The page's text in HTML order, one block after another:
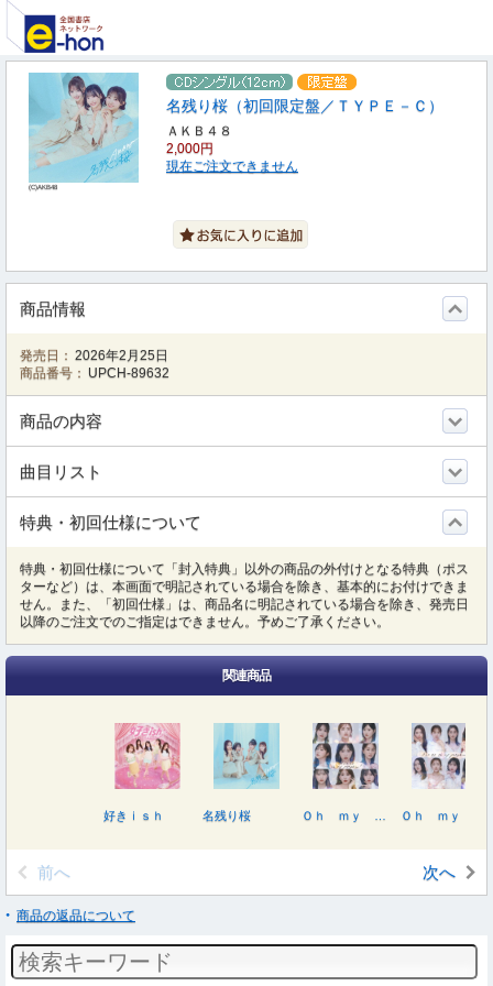
(C)AKB48
名残り桜（初回限定盤／ＴＹＰＥ－Ｃ）
ＡＫＢ４８
2,000円
現在ご注文できません
商品情報
発売日： 2026年2月25日
商品番号： UPCH-89632
商品の内容
曲目リスト
特典・初回仕様について
特典・初回仕様について「封入特典」以外の商品の外付けとなる特典（ポス
ターなど）は、本画面で明記されている場合を除き、基本的にお付けできま
せん。また、「初回仕様」は、商品名に明記されている場合を除き、発売日
以降のご注文でのご指定はできません。予めご了承ください。
関連商品
好きｉｓｈ 名残り桜
前へ 次へ
商品の返品について